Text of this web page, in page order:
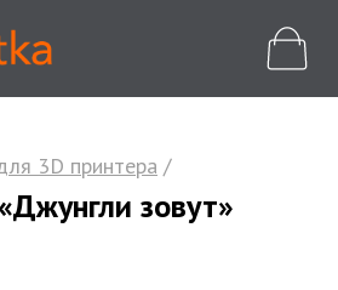
3D принтера /
зовут»